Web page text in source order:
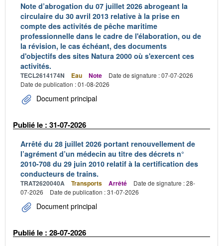
Note d’abrogation du 07 juillet 2026 abrogeant la
circulaire du 30 avril 2013 relative à la prise en
compte des activités de pêche maritime
professionnelle dans le cadre de l'élaboration, ou de
la révision, le cas échéant, des documents
d'objectifs des sites Natura 2000 où s'exercent ces
activités.
TECL2614174N Eau Note
Date de signature : 07-07-2026
Date de publication : 01-08-2026
Document principal
Publié le : 31-07-2026
Arrêté du 28 juillet 2026 portant renouvellement de
l’agrément d’un médecin au titre des décrets n°
2010-708 du 29 juin 2010 relatif à la certification des
conducteurs de trains.
TRAT2620040A Transports Arrêté
Date de signature : 28-
07-2026
Date de publication : 31-07-2026
Document principal
Publié le : 28-07-2026